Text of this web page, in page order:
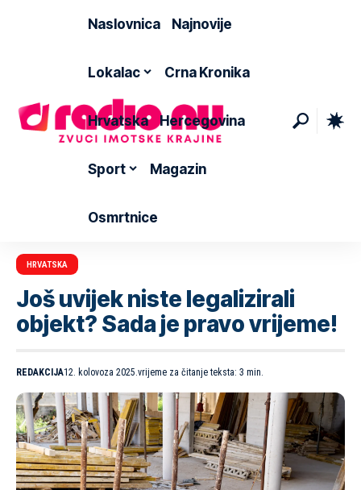
Naslovnica Najnovije
Lokalac Crna Kronika
Hrvatska Hercegovina
Sport Magazin
Osmrtnice
HRVATSKA
Još uvijek niste legalizirali
objekt? Sada je pravo vrijeme!
REDAKCIJA12. kolovoza 2025.vrijeme za čitanje teksta: 3 min.